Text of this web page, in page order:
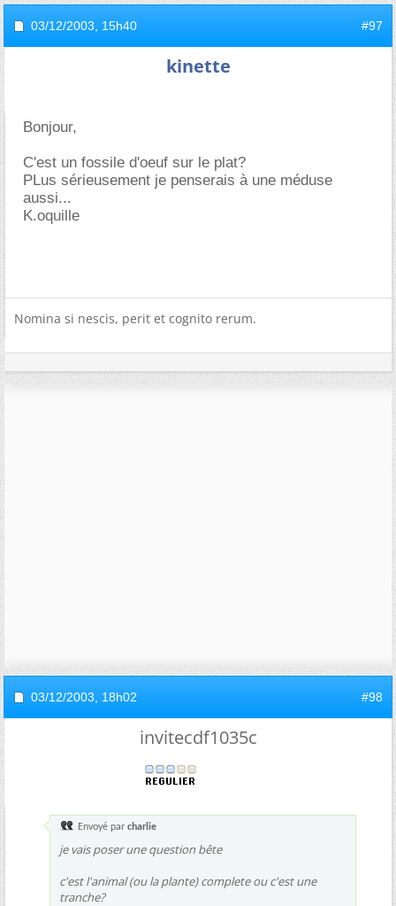
03/12/2003, 15h40 #97
kinette
Bonjour,
C'est un fossile d'oeuf sur le plat?
PLus sérieusement je penserais à une méduse
aussi...
K.oquille
Nomina si nescis, perit et cognito rerum.
03/12/2003, 18h02 #98
invitecdf1035c
Envoyé par charlie
je vais poser une question bête
c'est l'animal (ou la plante) complete ou c'est une
tranche?